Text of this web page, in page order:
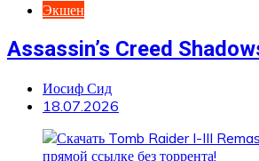
Экшен
Assassin’s Creed
Иосиф Сид
18.07.2026